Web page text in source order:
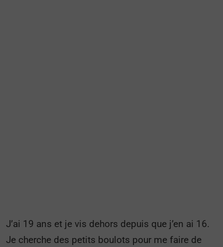
J’ai 19 ans et je vis dehors depuis que j’en ai 16.
Je cherche des petits boulots pour me faire de